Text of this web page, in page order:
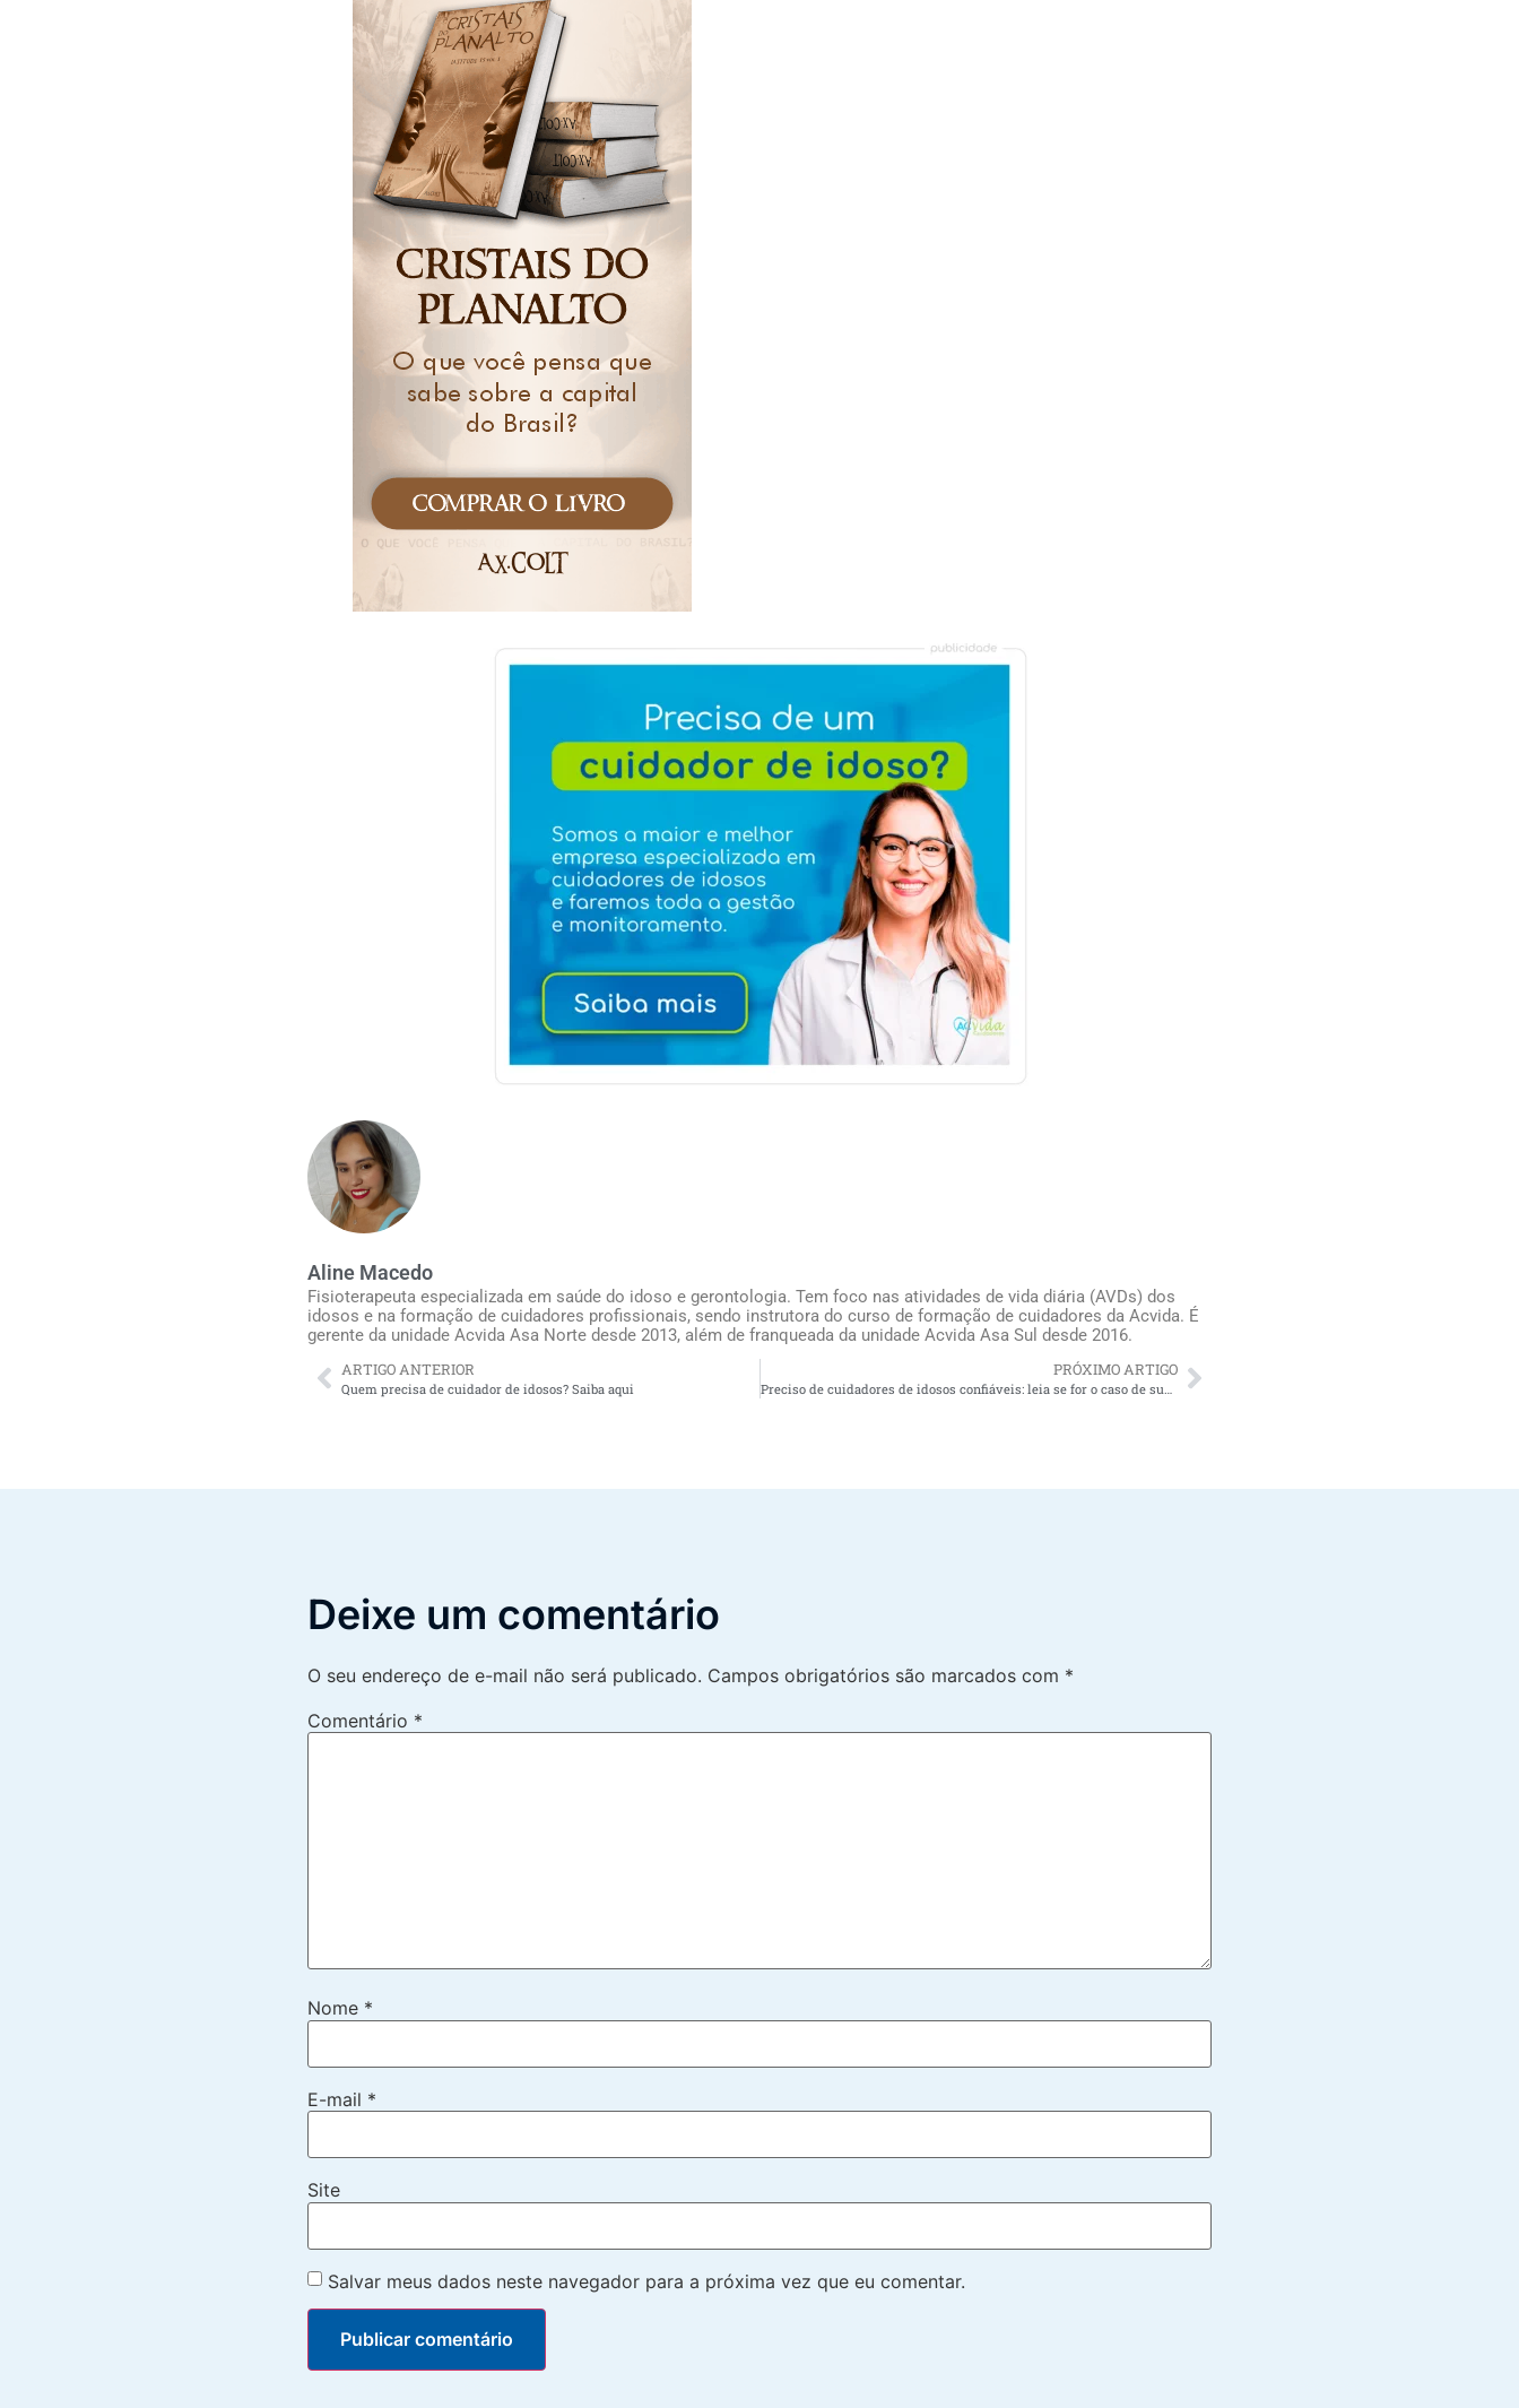
Aline Macedo
Fisioterapeuta especializada em saúde do idoso e gerontologia. Tem foco nas atividades de vida diária (AVDs) dos
idosos e na formação de cuidadores profissionais, sendo instrutora do curso de formação de cuidadores da Acvida. É
gerente da unidade Acvida Asa Norte desde 2013, além de franqueada da unidade Acvida Asa Sul desde 2016.
ARTIGO ANTERIOR
Quem precisa de cuidador de idosos? Saiba aqui
PRÓXIMO ARTIGO
Deixe um comentário
O seu endereço de e-mail não será publicado. Campos obrigatórios são marcados com *
Comentário *
Nome *
E-mail *
Site
Salvar meus dados neste navegador para a próxima vez que eu comentar.